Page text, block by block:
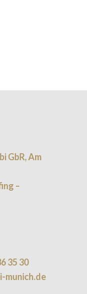
GbR, Am
–
35 30
munich.de